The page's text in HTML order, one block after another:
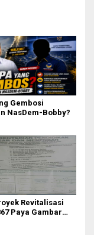
Gembosi
NasDem-Bobby?
Revitalisasi
Paya Gambar